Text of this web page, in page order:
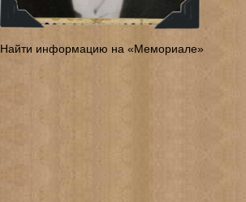
Найти информацию на «Мемориале»